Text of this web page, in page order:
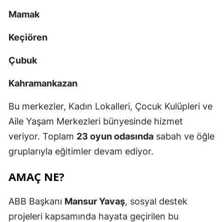
Mamak
Keçiören
Çubuk
Kahramankazan
Bu merkezler, Kadın Lokalleri, Çocuk Kulüpleri ve
Aile Yaşam Merkezleri bünyesinde hizmet
veriyor. Toplam 23 oyun odasında sabah ve öğle
gruplarıyla eğitimler devam ediyor.
AMAÇ NE?
ABB Başkanı Mansur Yavaş, sosyal destek
projeleri kapsamında hayata geçirilen bu